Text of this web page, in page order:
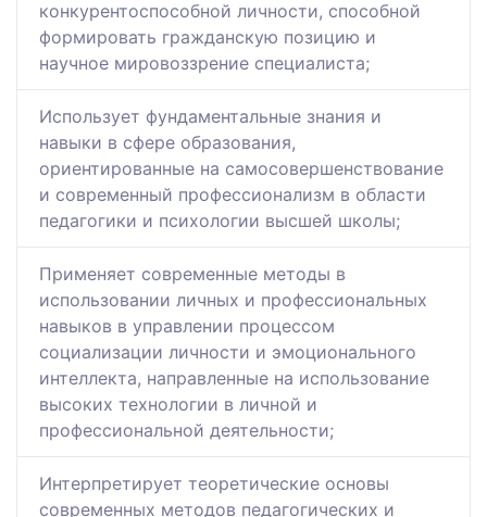
конкурентоспособной личности, способной
формировать гражданскую позицию и
научное мировоззрение специалиста;
Использует фундаментальные знания и
навыки в сфере образования,
ориентированные на самосовершенствование
и современный профессионализм в области
педагогики и психологии высшей школы;
Применяет современные методы в
использовании личных и профессиональных
навыков в управлении процессом
социализации личности и эмоционального
интеллекта, направленные на использование
высоких технологии в личной и
профессиональной деятельности;
Интерпретирует теоретические основы
современных методов педагогических и